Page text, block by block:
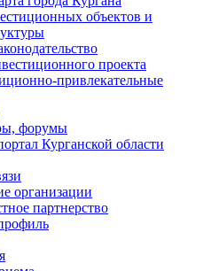
объектов и
проекта
привлекательные
форумы
Курганской области
организации
партнерство